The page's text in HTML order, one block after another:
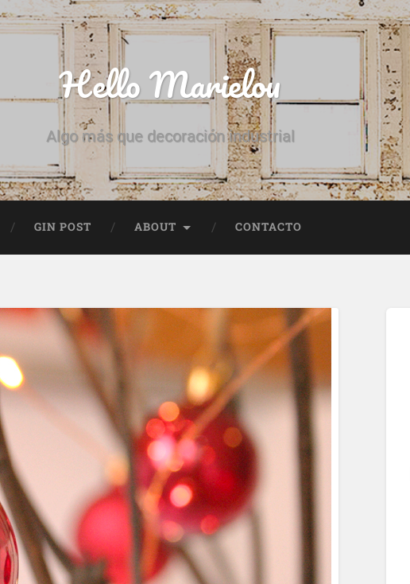
Hello Marielou
Algo más que decoración industrial
GIN POST ABOUT CONTACTO